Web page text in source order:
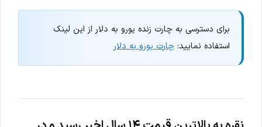
برای دسترسی به چارت زنده یورو به دلار از این لینک
استفاده نمایید: چارت یورو به دلار